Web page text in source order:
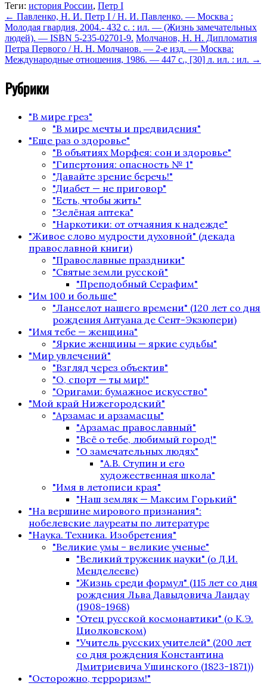
Теги: история России, Петр I
← Павленко, Н. И. Петр I / Н. И. Павленко. — Москва :
Молодая гвардия, 2004.- 432 с. : ил. — (Жизнь замечательных
людей). — ISBN 5-235-02701-9. Молчанов, Н. Н. Дипломатия
Петра Первого / Н. Н. Молчанов. — 2-е изд. — Москва:
Международные отношения, 1986. — 447 с., [30] л. ил. : ил. →
Рубрики
"В мире грез"
"В мире мечты и предвидения"
"Еще раз о здоровье"
"В объятиях Морфея: сон и здоровье"
"Гипертония: опасность № 1"
"Давайте зрение беречь!"
"Диабет — не приговор"
"Есть, чтобы жить"
"Зелёная аптека"
"Наркотики: от отчаяния к надежде"
"Живое слово мудрости духовной" (декада
православной книги)
"Православные праздники"
"Святые земли русской"
"Преподобный Серафим"
"Им 100 и больше"
"Ланселот нашего времени" (120 лет со дня
рождения Антуана де Сент-Экзюпери)
"Имя тебе — женщина"
"Яркие женщины — яркие судьбы"
"Мир увлечений"
"Взгляд через объектив"
"О, спорт — ты мир!"
"Оригами: бумажное искусство"
"Мой край Нижегородский"
"Арзамас и арзамасцы"
"Арзамас православный"
"Всё о тебе, любимый город!"
"О замечательных людях"
"А.В. Ступин и его
художественная школа"
"Имя в летописи края"
"Наш земляк — Максим Горький"
"На вершине мирового признания":
нобелевские лауреаты по литературе
"Наука. Техника. Изобретения"
"Великие умы – великие ученые"
"Великий труженик науки" (о Д.И.
Менделееве)
"Жизнь среди формул" (115 лет со дня
рождения Льва Давыдовича Ландау
(1908-1968)
"Отец русской космонавтики" (о К.Э.
Циолковском)
"Учитель русских учителей" (200 лет
со дня рождения Константина
Дмитриевича Ушинского (1823-1871))
"Осторожно, терроризм!"